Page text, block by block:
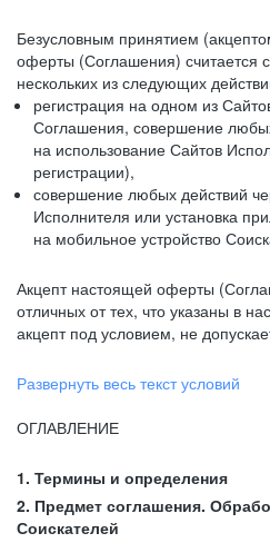
Безусловным принятием
оферты (Соглашения) считается
нескольких из следующих
регистрация на одном из
Соглашения, совершение
на использование Сайтов
регистрации),
совершение любых действий
Исполнителя или установка
на мобильное устройство
Акцепт настоящей оферты
отличных от тех, что указаны в
акцепт под условием, не
Развернуть весь текст условий
ОГЛАВЛЕНИЕ
1. Термины и определения
2. Предмет соглашения.
Соискателей